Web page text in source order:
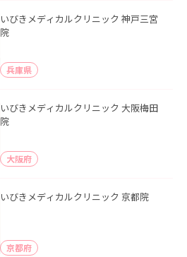
いびきメディカルクリニック 神戸三宮
院
兵庫県
いびきメディカルクリニック 大阪梅田
院
大阪府
いびきメディカルクリニック 京都院
京都府